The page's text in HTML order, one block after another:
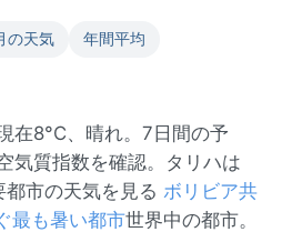
の天気
年間平均
在8°C、晴れ。7日間の予
気質指数を確認。タリハは
市の天気を見る ボリビア共
最も暑い都市世界中の都市。